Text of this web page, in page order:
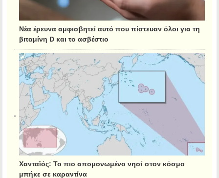
Νέα έρευνα αμφισβητεί αυτό που πίστευαν όλοι για τη
βιταμίνη D και το ασβέστιο
Χανταϊός: Το πιο απομονωμένο νησί στον κόσμο
μπήκε σε καραντίνα